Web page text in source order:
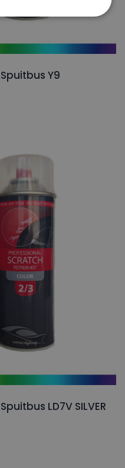
Y9
LD7V SILVER